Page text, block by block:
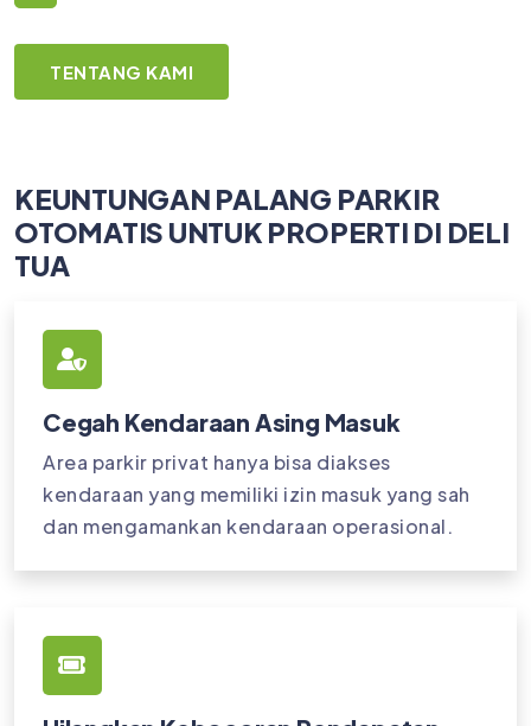
TENTANG KAMI
KEUNTUNGAN PALANG PARKIR
OTOMATIS UNTUK PROPERTI DI DELI
TUA
Cegah Kendaraan Asing Masuk
Area parkir privat hanya bisa diakses
kendaraan yang memiliki izin masuk yang sah
dan mengamankan kendaraan operasional.